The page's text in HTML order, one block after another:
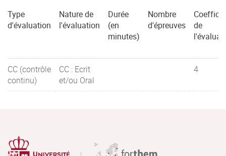
Type
d'évaluation
Nature de
l'évaluation
Durée
(en
minutes)
Nombre
d'épreuves
de
CC (contrôle
continu)
CC : Ecrit
et/ou Oral
4